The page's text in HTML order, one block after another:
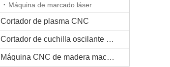
Máquina de marcado láser
Cortador de plasma CNC
Cortador de cuchilla oscilante CNC
Máquina CNC de madera maciza